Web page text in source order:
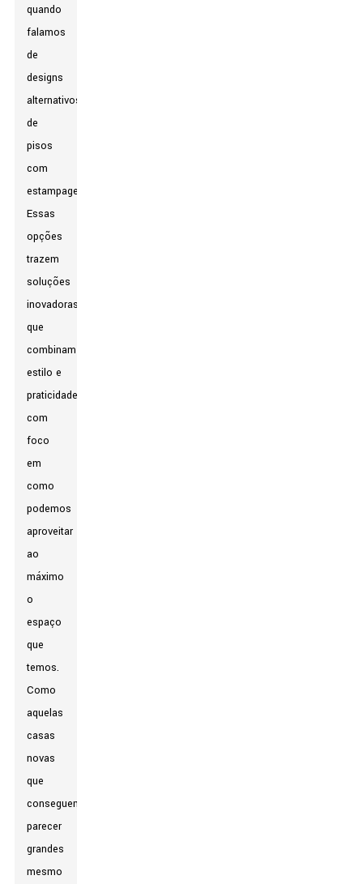
quando
falamos
de
designs
alternativos
de
pisos
com
estampagem.
Essas
opções
trazem
soluções
inovadoras
que
combinam
estilo e
praticidade,
com
foco
em
como
podemos
aproveitar
ao
máximo
o
espaço
que
temos.
Como
aquelas
casas
novas
que
conseguem
parecer
grandes
mesmo